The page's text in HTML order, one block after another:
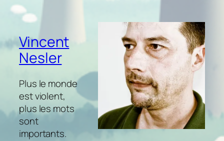
Vincent
Nesler
Plus le monde
est violent,
plus les mots
sont
importants.